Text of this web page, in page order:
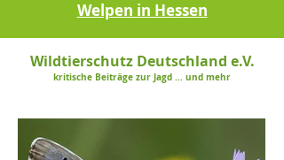
Welpen in Hessen
Wildtierschutz Deutschland e.V.
kritische Beiträge zur Jagd ... und mehr